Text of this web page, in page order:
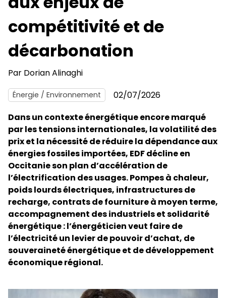
compétitivité et de
décarbonation
Par Dorian Alinaghi
Énergie / Environnement
02/07/2026
Dans un contexte énergétique encore marqué
par les tensions internationales, la volatilité des
prix et la nécessité de réduire la dépendance aux
énergies fossiles importées, EDF décline en
Occitanie son plan d’accélération de
l’électrification des usages. Pompes à chaleur,
poids lourds électriques, infrastructures de
recharge, contrats de fourniture à moyen terme,
accompagnement des industriels et solidarité
énergétique : l’énergéticien veut faire de
l’électricité un levier de pouvoir d’achat, de
souveraineté énergétique et de développement
économique régional.